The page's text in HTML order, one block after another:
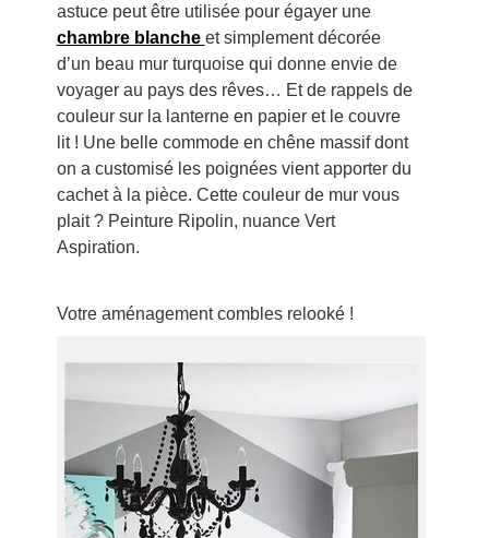
astuce peut être utilisée pour égayer une
chambre blanche et simplement décorée
d’un beau mur turquoise qui donne envie de
voyager au pays des rêves… Et de rappels de
couleur sur la lanterne en papier et le couvre
lit ! Une belle commode en chêne massif dont
on a customisé les poignées vient apporter du
cachet à la pièce. Cette couleur de mur vous
plait ? Peinture Ripolin, nuance Vert
Aspiration.
Votre aménagement combles relooké !